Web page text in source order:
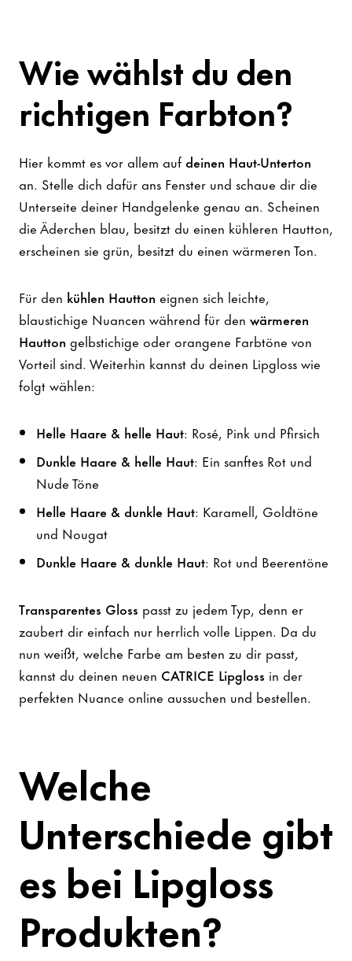
Wie wählst du den
richtigen Farbton?
Hier kommt es vor allem aufdeinen Haut-Unterton
an. Stelle dich dafür ans Fenster und schaue dir die
Unterseite deiner Handgelenke genau an. Scheinen
die Äderchen blau, besitzt du einen kühleren Hautton,
erscheinen sie grün, besitzt du einen wärmeren Ton.
Für den kühlen Hautton eignen sich leichte,
blaustichige Nuancen während für den wärmeren
Hautton gelbstichige oder orangene Farbtöne von
Vorteil sind. Weiterhin kannst du deinen Lipgloss wie
folgt wählen:
Helle Haare & helle Haut: Rosé, Pink und Pfirsich
Dunkle Haare & helle Haut: Ein sanftes Rot und
Nude Töne
Helle Haare & dunkle Haut: Karamell, Goldtöne
und Nougat
Dunkle Haare & dunkle Haut: Rot und Beerentöne
Transparentes Gloss passt zu jedem Typ, denn er
zaubert dir einfach nur herrlich volle Lippen. Da du
nun weißt, welche Farbe am besten zu dir passt,
kannst du deinen neuen CATRICE Lipgloss in der
perfekten Nuance online aussuchen und bestellen.
Welche
Unterschiede gibt
es bei Lipgloss
Produkten?